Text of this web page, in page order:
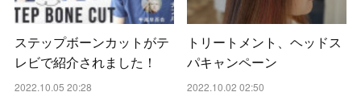
ステップボーンカットがテ
レビで紹介されました！
2022.10.05 20:28
トリートメント、ヘッドス
パキャンペーン
2022.10.02 02:50